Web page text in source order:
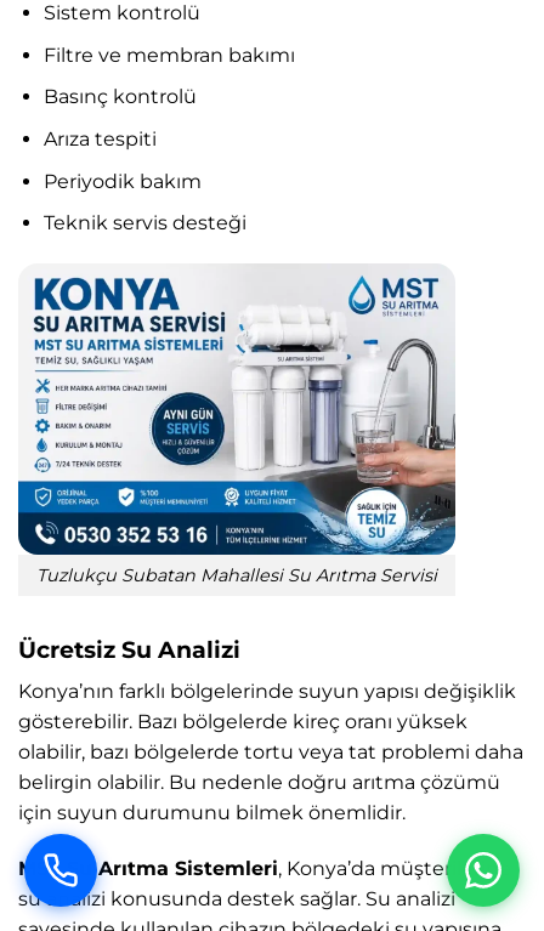
Sistem kontrolü
Filtre ve membran bakımı
Basınç kontrolü
Arıza tespiti
Periyodik bakım
Teknik servis desteği
Tuzlukçu Subatan Mahallesi Su Arıtma Servisi
Ücretsiz Su Analizi
Konya’nın farklı bölgelerinde suyun yapısı değişiklik
gösterebilir. Bazı bölgelerde kireç oranı yüksek
olabilir, bazı bölgelerde tortu veya tat problemi daha
belirgin olabilir. Bu nedenle doğru arıtma çözümü
için suyun durumunu bilmek önemlidir.
MST Su Arıtma Sistemleri, Konya’da müşterilerine
su analizi konusunda destek sağlar. Su analizi